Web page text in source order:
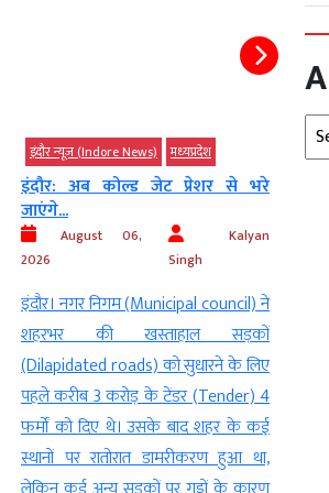
इंदौर न्यूज़ (Indore News) मध्‍यप्रदेश
इंदौर: अब कोल्ड जेट प्रेशर से भरे
जाएंगे...
August 06,
2026
Kalyan
Singh
इंदौर। नगर निगम (Municipal council) ने
शहरभर की खस्ताहाल सड़कों
(Dilapidated roads) को सुधारने के लिए
पहले करीब 3 करोड़ के टेंडर (Tender) 4
फर्मों को दिए थे। उसके बाद शहर के कई
स्थानों पर रातोरात डामरीकरण हुआ था,